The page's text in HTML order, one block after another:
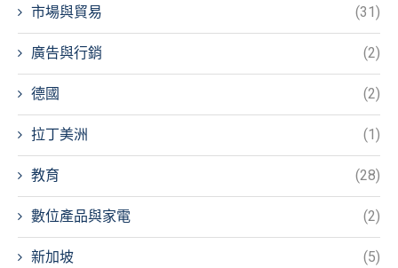
市場與貿易 (31)
廣告與行銷 (2)
德國 (2)
拉丁美洲 (1)
教育 (28)
數位產品與家電 (2)
新加坡 (5)